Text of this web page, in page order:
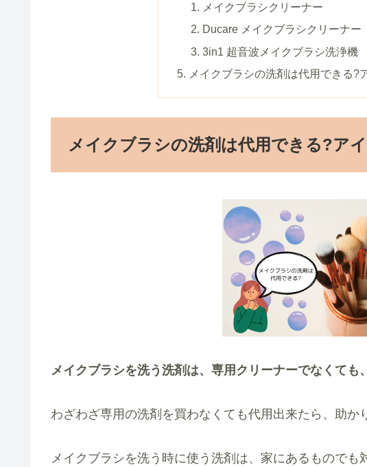
メイクブラシクリーナー
Ducare メイクブラシクリーナー
3in1 超音波メイクブラシ洗浄機
メイクブラシの洗剤は代用できる?
メイクブラシの洗剤は代用できる?ア
メイクブラシを洗う洗剤は、専用クリーナーでなくて
わざわざ専用の洗剤を買わなくても代用出来たら、助か
メイクブラシを洗う時に使う洗剤は、家にあるものでも